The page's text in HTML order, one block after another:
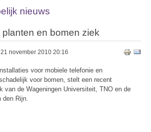
nieuws
en bomen ziek
november 2010 20:16
voor mobiele telefonie en
voor bomen, stelt een recent
van de Wageningen Universiteit, TNO en de
den Rijn.